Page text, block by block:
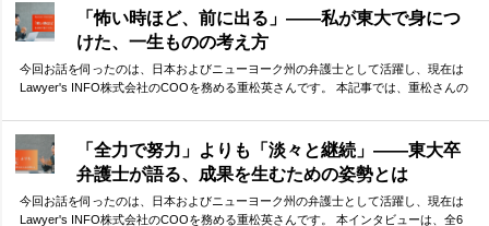
らなる成長を求めての決断。 華やかな経歴の裏側には、自分なりの答えを探し続け
た挑戦の連続がありました。
「怖い時ほど、前に出る」——私が東大で身につ
けた、一生ものの考え方
今回お話を伺ったのは、日本およびニューヨーク州の弁護士として活躍し、現在は
Lawyer's INFO株式会社のCOOを務める重松英さんです。 本記事では、重松さんの
方」から、今振り返ってわかる「東大を目指す本当の意味」まで。貴重なお話を伺
うことができました。「全力で努力」よりも「淡々と継続」——東大卒
弁護士が語る、成果を生むための姿勢とは
今回お話を伺ったのは、日本およびニューヨーク州の弁護士として活躍し、現在は
Lawyer's INFO株式会社のCOOを務める重松英さんです。 本インタビューは、全6